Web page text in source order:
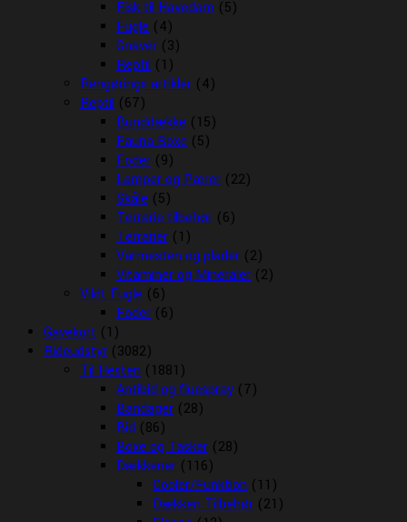
Fisk til Havedam (5)
Fugle (4)
Gnaver (3)
Reptil (1)
Rengørings artikler (4)
Reptil (67)
Bunddække (15)
Fauna Boxe (5)
Foder (9)
Lamper og Pærer (22)
Skåle (5)
Terrarie tilbehør (6)
Terrarier (1)
Varmesten og plader (2)
Vitaminer og Mineraler (2)
Vildt Fugle (6)
Foder (6)
Gavekort (1)
Rideudstyr (3082)
Til Hesten (1881)
Antibid og fluespray (7)
Bandager (28)
Bid (86)
Boxe og Tasker (28)
Dækkener (116)
Cooler/Funktion (11)
Dækken Tilbehør (21)